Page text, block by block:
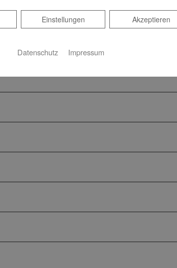
Akzeptieren
Einstellungen
Datenschutz Impressum